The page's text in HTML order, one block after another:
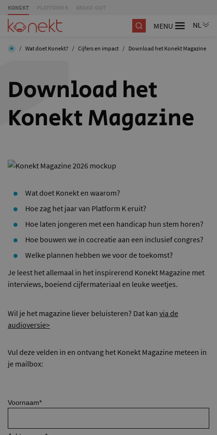
KONEKT
MENU
/ Wat doet Konekt? / Cijfers en impact / Download het Konekt Magazine
Download het
Konekt Magazine
Wat doet Konekt en waarom?
Hoe zag het jaar van Platform K eruit?
Hoe laten jongeren met een handicap hun stem horen?
Hoe bouwen we in cocreatie aan een inclusief congres?
Welke plannen hebben we voor de toekomst?
Je leest het allemaal in het inspirerend Konekt Magazine met
interviews, boeiend cijfermateriaal en leuke weetjes.
Wil je het magazine liever beluisteren? Dat kan via de
audioversie>
Vul deze velden in en ontvang het Konekt Magazine meteen in
je mailbox:
Voornaam*